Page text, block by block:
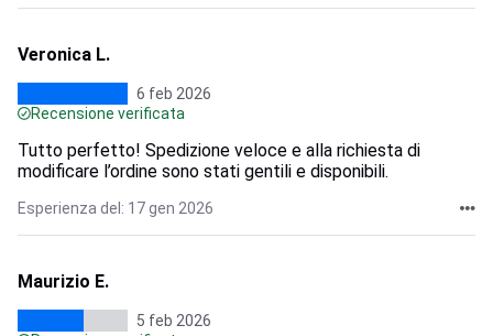
Veronica L.
6 feb 2026
Recensione verificata
Tutto perfetto! Spedizione veloce e alla richiesta di
modificare l’ordine sono stati gentili e disponibili.
Esperienza del: 17 gen 2026
Maurizio E.
5 feb 2026